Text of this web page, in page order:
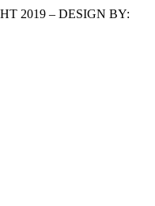
2019 – DESIGN BY: